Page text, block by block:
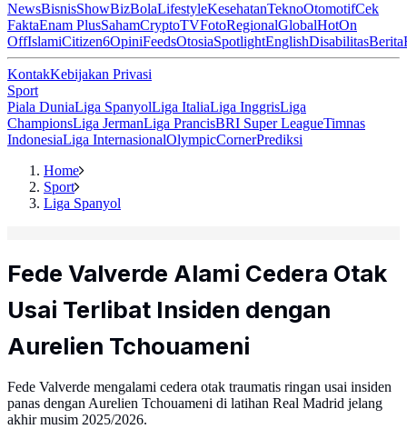
NewsBisnisShowBizBolaLifestyleKesehatanTeknoOtomotifCek
FaktaEnam PlusSahamCryptoTVFotoRegionalGlobalHotOn
OffIslamiCitizen6OpiniFeedsOtosiaSpotlightEnglishDisabilitasBerita
KontakKebijakan Privasi
Sport
Piala DuniaLiga SpanyolLiga ItaliaLiga InggrisLiga
ChampionsLiga JermanLiga PrancisBRI Super LeagueTimnas
IndonesiaLiga InternasionalOlympicCornerPrediksi
Home
Sport
Liga Spanyol
Fede Valverde Alami Cedera Otak
Usai Terlibat Insiden dengan
Aurelien Tchouameni
Fede Valverde mengalami cedera otak traumatis ringan usai insiden
panas dengan Aurelien Tchouameni di latihan Real Madrid jelang
akhir musim 2025/2026.